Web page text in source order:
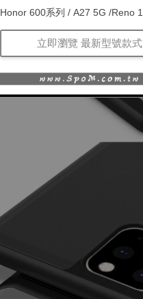
Honor 600系列 / A27 5G /Reno
立即瀏覽 最新型號款式